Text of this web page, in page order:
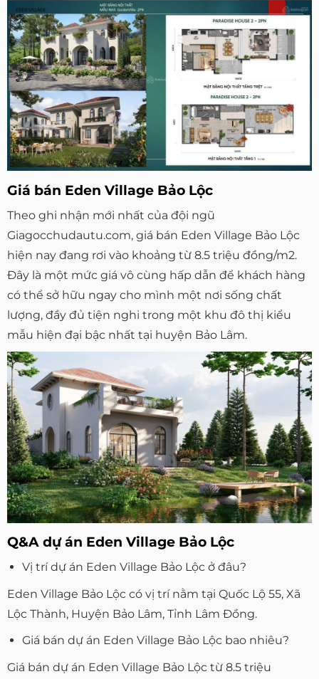
Giá bán Eden Village Bảo Lộc
Theo ghi nhận mới nhất của đội ngũ
Giagocchudautu.com, giá bán Eden Village Bảo Lộc
hiện nay đang rơi vào khoảng từ 8.5 triệu đồng/m2.
Đây là một mức giá vô cùng hấp dẫn để khách hàng
có thể sở hữu ngay cho mình một nơi sống chất
lượng, đầy đủ tiện nghi trong một khu đô thị kiểu
mẫu hiện đại bậc nhất tại huyện Bảo Lâm.
Q&A dự án Eden Village Bảo Lộc
Vị trí dự án Eden Village Bảo Lộc ở đâu?
Eden Village Bảo Lộc có vị trí nằm tại Quốc Lộ 55, Xã
Lộc Thành, Huyện Bảo Lâm, Tỉnh Lâm Đồng.
Giá bán dự án Eden Village Bảo Lộc bao nhiêu?
Giá bán dự án Eden Village Bảo Lộc từ 8.5 triệu